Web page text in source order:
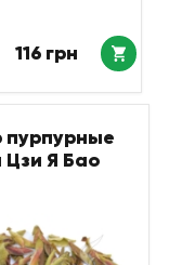
116 грн
пурпурные
Цзи Я Бао